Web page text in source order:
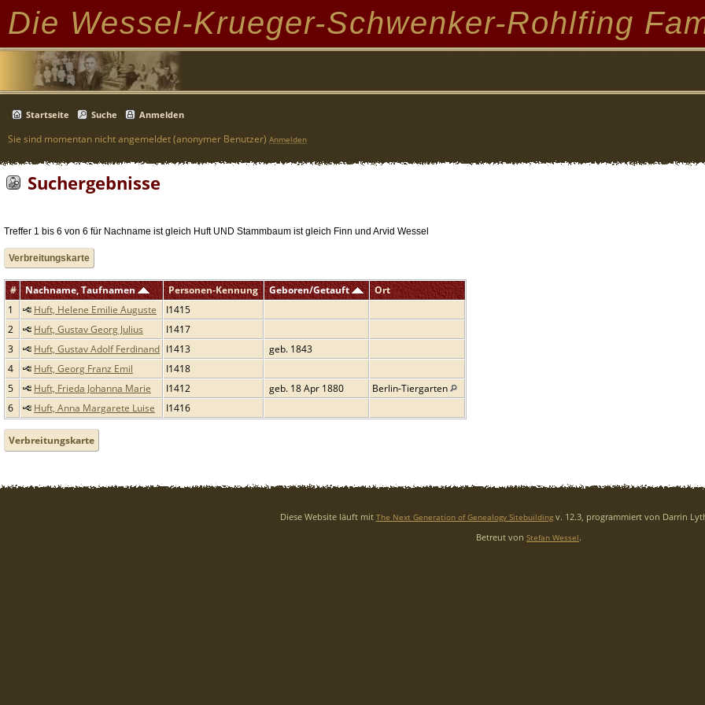
Die Wessel-Krueger-Schwenker-Rohlfing
Startseite Suche Anmelden
Sie sind momentan nicht angemeldet (anonymer Benutzer) Anmelden
Suchergebnisse
Treffer 1 bis 6 von 6 für Nachname ist gleich Huft UND Stammbaum ist gleich Finn und Arvid Wessel
Verbreitungskarte
# Nachname, Taufnamen Personen-Kennung Geboren/Getauft
Ort
1
Huft, Helene Emilie Auguste
I1415
2
Huft, Gustav Georg Julius
I1417
3
Huft, Gustav Adolf Ferdinand I1413
geb. 1843
4
Huft, Georg Franz Emil
I1418
5
Huft, Frieda Johanna Marie I1412 geb. 18 Apr 1880
Berlin-Tiergarten
6
Huft, Anna Margarete Luise I1416
Verbreitungskarte
Diese Website läuft mit The Next Generation of Genealogy Sitebuildingv. 12.3, programmiert von Darrin
Betreut von Stefan Wessel.